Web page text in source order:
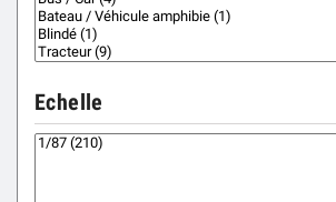
Echelle